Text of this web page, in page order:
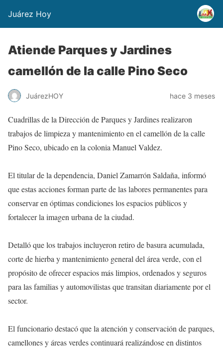
Juárez Hoy
Atiende Parques y Jardines
camellón de la calle Pino Seco
JuárezHOY hace 3 meses
Cuadrillas de la Dirección de Parques y Jardines realizaron
trabajos de limpieza y mantenimiento en el camellón de la calle
Pino Seco, ubicado en la colonia Manuel Valdez.
El titular de la dependencia, Daniel Zamarrón Saldaña, informó
que estas acciones forman parte de las labores permanentes para
conservar en óptimas condiciones los espacios públicos y
fortalecer la imagen urbana de la ciudad.
Detalló que los trabajos incluyeron retiro de basura acumulada,
corte de hierba y mantenimiento general del área verde, con el
propósito de ofrecer espacios más limpios, ordenados y seguros
para las familias y automovilistas que transitan diariamente por el
sector.
El funcionario destacó que la atención y conservación de parques,
camellones y áreas verdes continuará realizándose en distintos